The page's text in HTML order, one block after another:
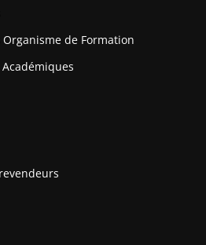
de Formation